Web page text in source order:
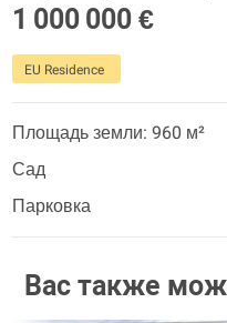
1 000 000 €
EU Residence
Площадь земли: 960 м²
Сад
Парковка
Вас также